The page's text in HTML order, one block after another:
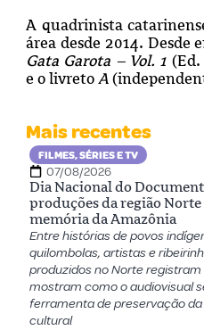
A quadrinista
área desde 2014. Desde
Gata Garota – Vol. 1 (Ed.
e o livreto A
Mais recentes
FILMES, SÉRIES E TV
07/08/2026
Dia Nacional do
produções da região Norte
memória da Amazônia
Entre histórias de povos
quilombolas, artistas e
produzidos no Norte
mostram como o audiovisual
ferramenta de preservação
cultural